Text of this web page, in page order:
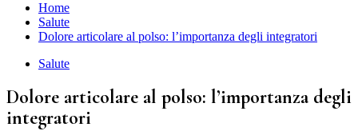
Home
Salute
Dolore articolare al polso: l’importanza degli integratori
Salute
Dolore articolare al polso: l’importanza degli
integratori